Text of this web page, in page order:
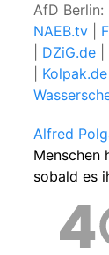
AfD Berlin:
NAEB.tv
DZiG.de
Kolpak.de
Alfred
Menschen
sobald es